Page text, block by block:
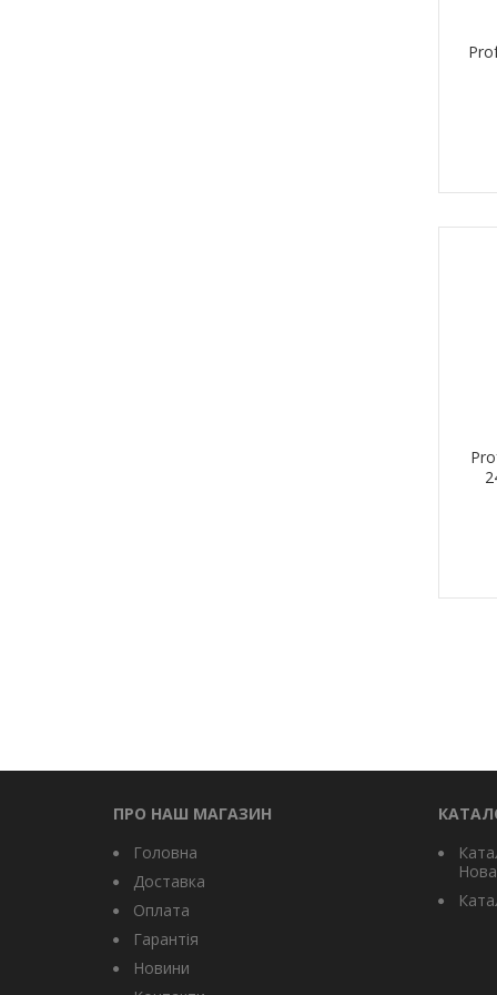
ПРО НАШ МАГАЗИН
Головна
Доставка
Оплата
Гарантія
Новини